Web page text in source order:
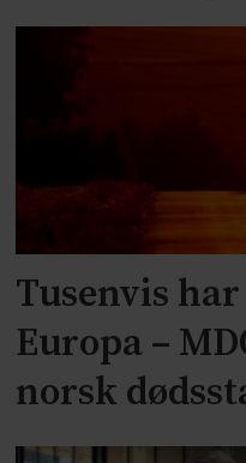
Tusenvis
Europa –
norsk